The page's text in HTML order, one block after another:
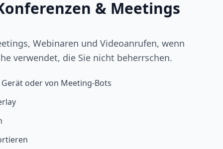
& Meetings
Webinaren und Videoanrufen, wenn
verwendet, die Sie nicht beherrschen.
oder von Meeting-Bots